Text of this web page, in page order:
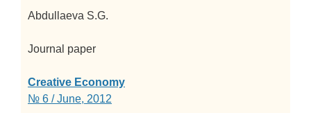
Abdullaeva S.G.
Journal paper
Creative Economy
№ 6 / June, 2012